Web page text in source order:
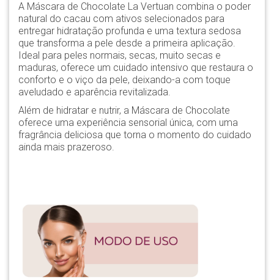
A Máscara de Chocolate La Vertuan combina o poder
natural do cacau com ativos selecionados para
entregar hidratação profunda e uma textura sedosa
que transforma a pele desde a primeira aplicação.
Ideal para peles normais, secas, muito secas e
maduras, oferece um cuidado intensivo que restaura o
conforto e o viço da pele, deixando-a com toque
aveludado e aparência revitalizada.
Além de hidratar e nutrir, a Máscara de Chocolate
oferece uma experiência sensorial única, com uma
fragrância deliciosa que torna o momento do cuidado
ainda mais prazeroso.